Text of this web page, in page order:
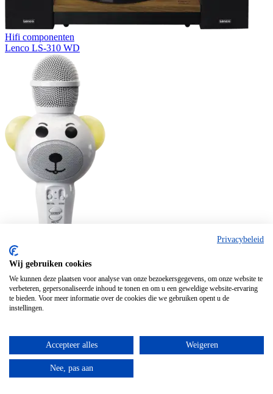
Privacybeleid
Wij gebruiken cookies
We kunnen deze plaatsen voor analyse van onze bezoekersgegevens, om onze website te
verbeteren, gepersonaliseerde inhoud te tonen en om u een geweldige website-ervaring
te bieden. Voor meer informatie over de cookies die we gebruiken opent u de
instellingen.
Accepteer alles Weigeren
Nee, pas aan
Hifi componenten
Lenco LS-310 WD
Stereo/Home Cinema